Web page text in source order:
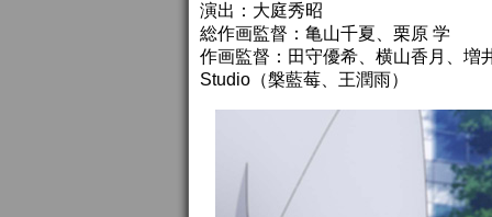
演出：大庭秀昭
総作画監督：亀山千夏、栗原 学
作画監督：田守優希、横山香月、増
Studio（槃藍莓、王潤雨）